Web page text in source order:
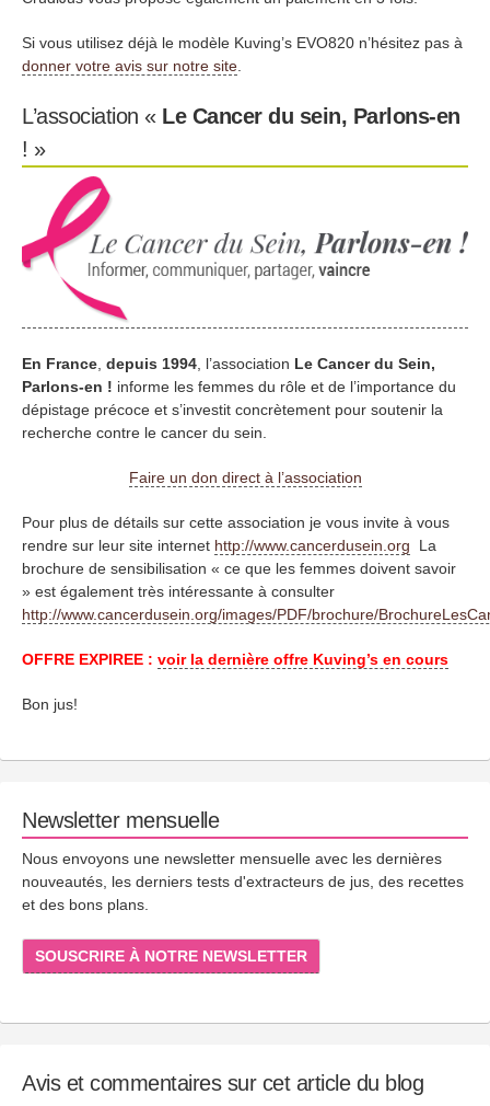
Si vous utilisez déjà le modèle Kuving’s EVO820 n’hésitez pas à
donner votre avis sur notre site
L’association « Le Cancer du sein, Parlons-en
! »
En France depuis 1994 , l’association Le Cancer du Sein,
Parlons-en ! informe les femmes du rôle et de l’importance du
dépistage précoce et s’investit concrètement pour soutenir la
recherche contre le cancer du sein.
Faire un don direct à l’association
Pour plus de détails sur cette association je vous invite à vous
rendre sur leur site internet http://www.cancerdusein.org La
brochure de sensibilisation « ce que les femmes doivent savoir
» est également très intéressante à consulter
http://www.cancerdusein.org/images/PDF/brochure/
OFFRE EXPIREE : voir la dernière offre Kuving’s en cours
Bon jus!
Newsletter mensuelle
Nous envoyons une newsletter mensuelle avec les dernières
nouveautés, les derniers tests d'extracteurs de jus, des recettes
et des bons plans.
SOUSCRIRE À NOTRE NEWSLETTER
Avis et commentaires sur cet article du blog